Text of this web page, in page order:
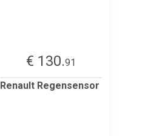
€ 130.91
Renault Regensensor